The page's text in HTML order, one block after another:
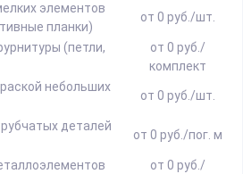
элементов
планки)
от 0 руб./шт.
(петли,
от 0 руб./
комплект
небольших
от 0 руб./шт.
деталей
от 0 руб./пог. м
от 0 руб./